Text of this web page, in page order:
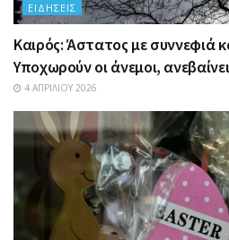
ΕΙΔΉΣΕΙΣ
Καιρός: Άστατος με συννεφιά
Υποχωρούν οι άνεμοι,
4 ΑΠΡΙΛΊΟΥ 2026